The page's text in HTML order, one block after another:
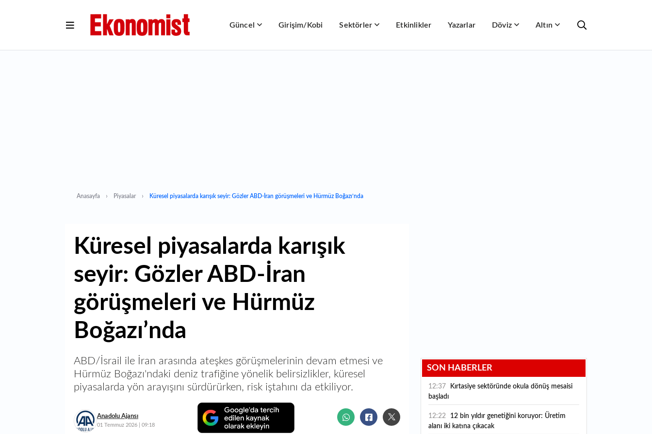
Güncel Girişim/Kobi Sektörler Etkinlikler Yazarlar Döviz Altın
Anasayfa Piyasalar Küresel piyasalarda karışık seyir: Gözler ABD-İran görüşmeleri ve Hürmüz Boğazı’nda
Küresel piyasalarda karışık
seyir: Gözler ABD-İran
görüşmeleri ve Hürmüz
Boğazı’nda
ABD/İsrail ile İran arasında ateşkes görüşmelerinin devam etmesi ve
Hürmüz Boğazı'ndaki deniz trafiğine yönelik belirsizlikler, küresel
piyasalarda yön arayışını sürdürürken, risk iştahını da etkiliyor.
Anadolu Ajansı
01 Temmuz 2026 | 09:18
SON HABERLER
12:37
başladı
12:22
alanı iki katına çıkacak